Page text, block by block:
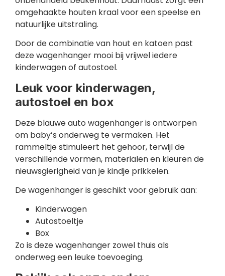
omgehaakte houten kraal voor een speelse en
natuurlijke uitstraling.
Door de combinatie van hout en katoen past
deze wagenhanger mooi bij vrijwel iedere
kinderwagen of autostoel.
Leuk voor kinderwagen,
autostoel en box
Deze blauwe auto wagenhanger is ontworpen
om baby’s onderweg te vermaken. Het
rammeltje stimuleert het gehoor, terwijl de
verschillende vormen, materialen en kleuren de
nieuwsgierigheid van je kindje prikkelen.
De wagenhanger is geschikt voor gebruik aan:
Kinderwagen
Autostoeltje
Box
Zo is deze wagenhanger zowel thuis als
onderweg een leuke toevoeging.